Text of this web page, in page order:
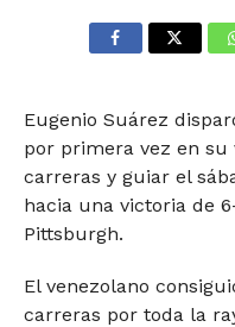
Eugenio Suárez
por primera vez en
carreras y guiar el
hacia una victoria de
Pittsburgh.
El venezolano
carreras por toda la